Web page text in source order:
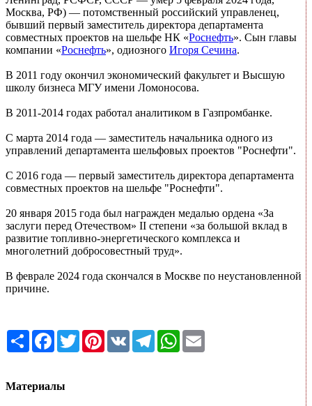
Москва, РФ) — потомственный российский управленец,
бывший первый заместитель директора департамента
совместных проектов на шельфе НК «Роснефть». Сын главы
компании «Роснефть», одиозного Игоря Сечина.
В 2011 году окончил экономический факультет и Высшую
школу бизнеса МГУ имени Ломоносова.
В 2011-2014 годах работал аналитиком в Газпромбанке.
С марта 2014 года — заместитель начальника одного из
управлений департамента шельфовых проектов "Роснефти".
С 2016 года — первый заместитель директора департамента
совместных проектов на шельфе "Роснефти".
20 января 2015 года был награжден медалью ордена «За
заслуги перед Отечеством» II степени «за большой вклад в
развитие топливно-энергетического комплекса и
многолетний добросовестный труд».
В феврале 2024 года скончался в Москве по неустановленной
причине.
Share Facebook
TwitterPinterest
VK TelegramWhatsApp
Материалы